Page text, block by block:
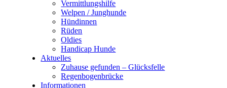
Vermittlungshilfe
Welpen / Junghunde
Hündinnen
Rüden
Oldies
Handicap Hunde
Aktuelles
Zuhause gefunden – Glücksfelle
Regenbogenbrücke
Informationen